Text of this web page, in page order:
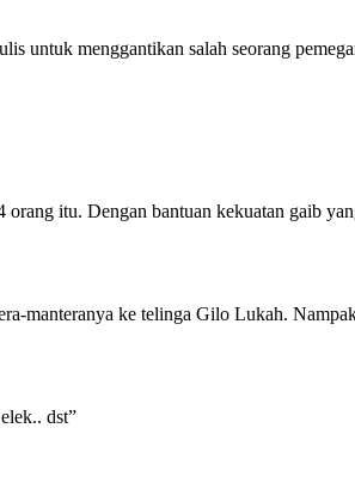
untuk menggantikan salah seorang
itu. Dengan bantuan kekuatan gaib
manteranya ke telinga Gilo Lukah.
dst”